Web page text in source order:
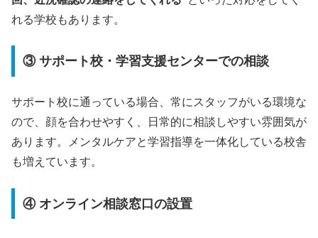
れる学校もあります。
③ サポート校・学習支援センターでの相談
サポート校に通っている場合、常にスタッフがいる環境な
ので、顔を合わせやすく、日常的に相談しやすい雰囲気が
あります。メンタルケアと学習指導を一体化している校舎
も増えています。
④ オンライン相談窓口の設置